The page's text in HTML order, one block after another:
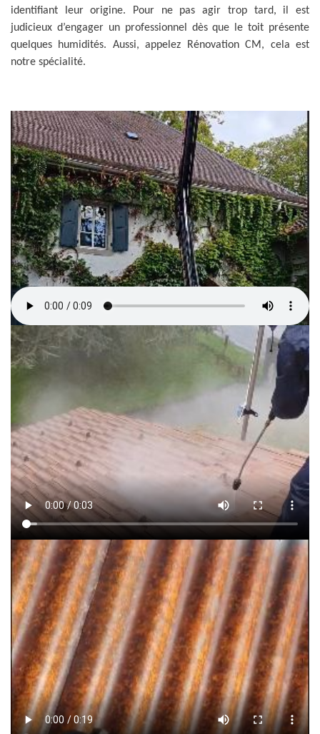
identifiant leur origine. Pour ne pas agir trop tard, il est
judicieux d’engager un professionnel dès que le toit présente
quelques humidités. Aussi, appelez Rénovation CM, cela est
notre spécialité.